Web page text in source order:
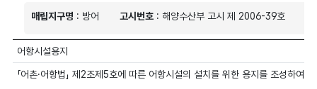
매립지구명 : 방어 고시번호 : 해양수산부 고시 제 2006-39호
어항시설용지
「어촌·어항법」 제2조제5호에 따른 어항시설의 설치를 위한 용지를 조성하여